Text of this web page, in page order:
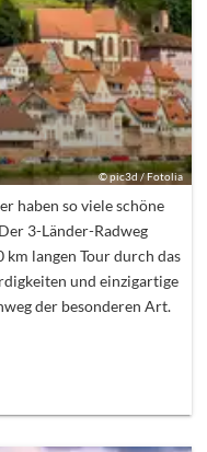
©pic3d / Fotolia
haben so viele schöne
3-Länder-Radweg
langen Tour durch das
und einzigartige
der besonderen Art.